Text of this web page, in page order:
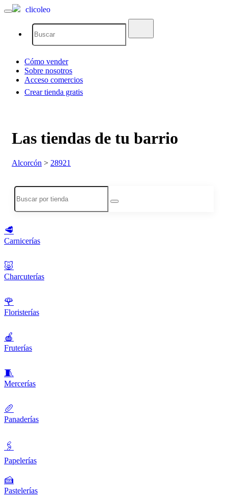
clicoleo
Cómo vender
Sobre nosotros
Acceso comercios
Crear tienda gratis
Las tiendas de tu barrio
Alcorcón > 28921
🥩
Carnicerías
🐷
Charcuterías
🌹
Floristerías
🍎
Fruterías
🧵
Mercerías
🥖
Panaderías
🖇️
Papelerías
🍰
Pastelerías